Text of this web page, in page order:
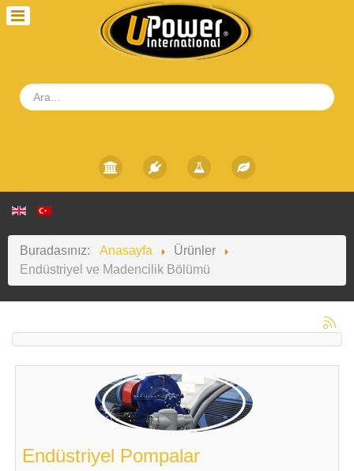
Buradasınız: Anasayfa
Ürünler
Endüstriyel ve Madencilik Bölümü
Endüstriyel Pompalar